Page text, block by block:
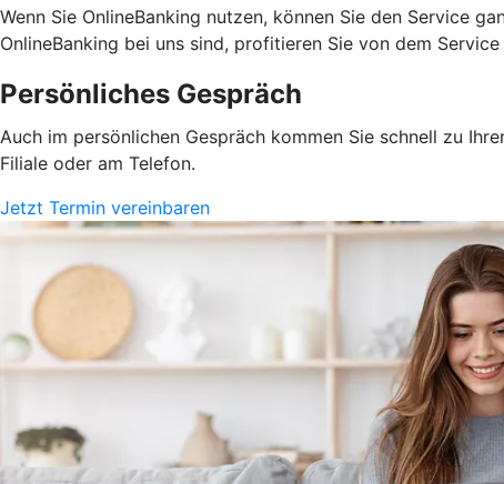
Wenn Sie OnlineBanking nutzen, können Sie den Service
OnlineBanking bei uns sind, profitieren Sie von dem
Persönliches Gespräch
Auch im persönlichen Gespräch kommen Sie schnell zu
Filiale oder am Telefon.
Jetzt Termin vereinbaren